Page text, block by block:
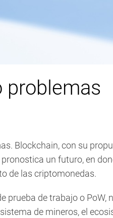
problemas
Blockchain, con su
un futuro, en
de las criptomonedas.
prueba de trabajo o
de mineros, el